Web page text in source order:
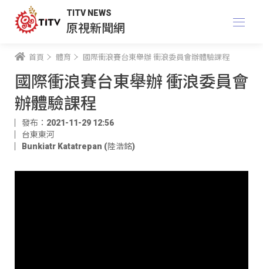
TITV NEWS
原視新聞網
首頁 體育 國際衝浪賽台東舉辦 衝浪委員會辦體驗課程
國際衝浪賽台東舉辦 衝浪委員會
辦體驗課程
發布：2021-11-29 12:56
台東東河
Bunkiatr Katatrepan (陸浩銘)